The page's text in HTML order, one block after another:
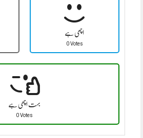
اچھی ہے
0 Votes
بہت اچھی ہے
0 Votes